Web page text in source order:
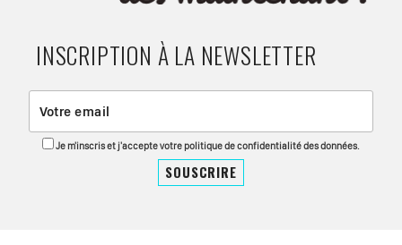
INSCRIPTION À LA NEWSLETTER
Je m'inscris et j'accepte votre politique de confidentialité des données.